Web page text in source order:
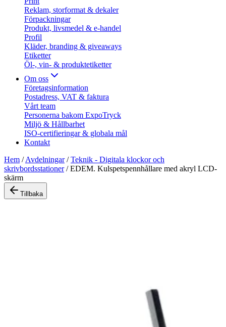
Reklam, storformat & dekaler
Förpackningar
Produkt, livsmedel & e-handel
Profil
Kläder, branding & giveaways
Etiketter
Öl-, vin- & produktetiketter
Om oss
Företagsinformation
Postadress, VAT & faktura
Vårt team
Personerna bakom ExpoTryck
Miljö & Hållbarhet
ISO-certifieringar & globala mål
Kontakt
Hem /Avdelningar/Teknik - Digitala klockor och
skrivbordsstationer/EDEM. Kulspetspennhållare med akryl LCD-
skärm
Tillbaka